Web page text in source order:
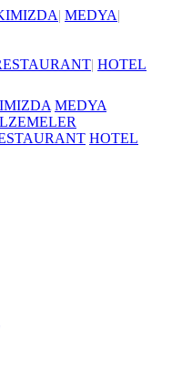
| MEDYA|
| HOTEL
MEDYA
HOTEL